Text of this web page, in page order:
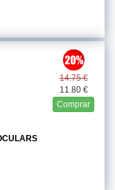
14.75 €
11.80 €
Comprar